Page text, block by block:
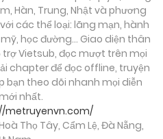
Hàn, Trung, Nhật và phương
các thể loại: lãng mạn, hành
học đường… Giao diện thân
Vietsub, đọc mượt trên mọi
chapter để đọc offline, truyện
bạn theo dõi nhanh mọi diễn
nhất.
metruyenvn.com/
Thọ Tây, Cẩm Lệ, Đà Nẵng,